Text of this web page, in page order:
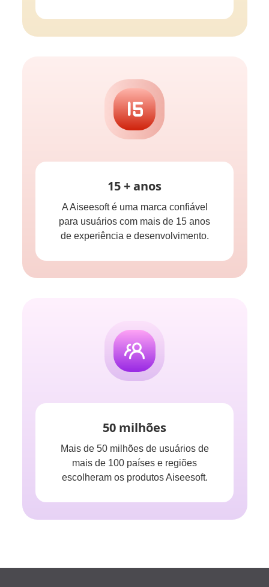
15 + anos
A Aiseesoft é uma marca confiável
para usuários com mais de 15 anos
de experiência e desenvolvimento.
50 milhões
Mais de 50 milhões de usuários de
mais de 100 países e regiões
escolheram os produtos Aiseesoft.